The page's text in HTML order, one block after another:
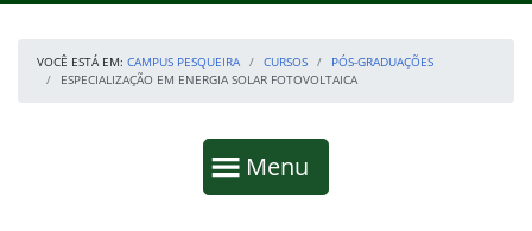
VOCÊ ESTÁ EM: CAMPUS PESQUEIRA CURSOS
PÓS-GRADUAÇÕES
ESPECIALIZAÇÃO EM ENERGIA SOLAR FOTOVOLTAICA
Mostrar
Menu